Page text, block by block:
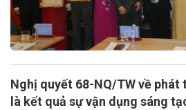
Nghị quyết 68-NQ/TW về
là kết quả sự vận dụng sáng